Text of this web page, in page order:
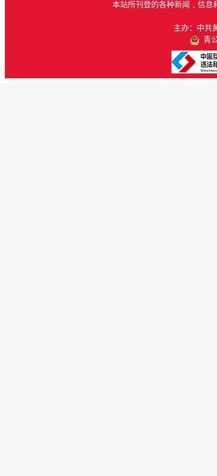
本站所刊登的各种新闻﹑信息
主办：中共
青